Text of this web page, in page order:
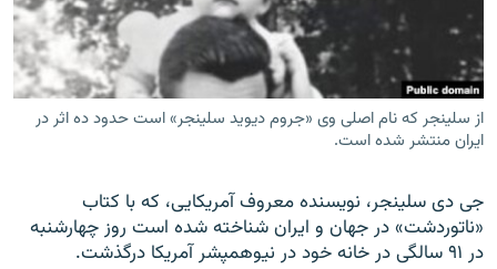
زبان‌های دیگر
از سلينجر كه نام اصلى وى «جروم ديويد سلينجر» است حدود ده اثر در
ايران منتشر شده است.
جى دى سلينجر، نويسنده معروف آمريكايى، كه با كتاب
«ناتوردشت» در جهان و ايران شناخته شده است روز چهارشنبه
در ۹۱ سالگى در خانه خود در نیوهمپشر آمریکا درگذشت.